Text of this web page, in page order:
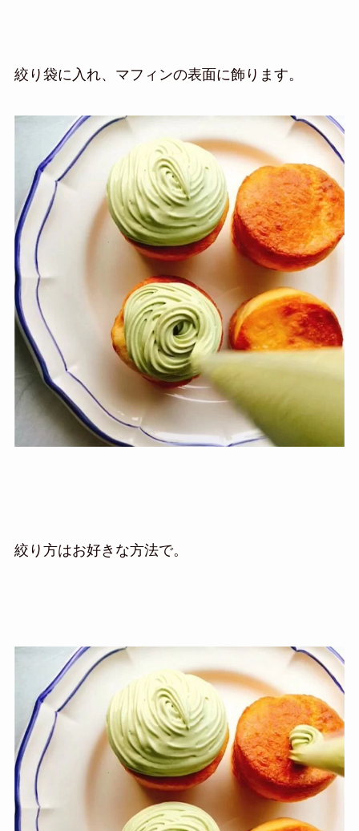
絞り袋に入れ、マフィンの表面に飾ります。
絞り方はお好きな方法で。